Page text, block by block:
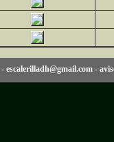
- escalerilladh@gmail.com -